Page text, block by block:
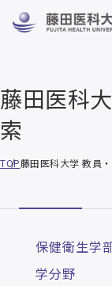
藤田医科
索
TOP藤田医科大学 教員
保健衛生学
学分野